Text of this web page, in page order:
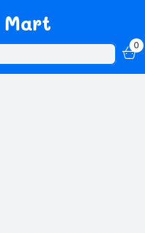
Mart
0